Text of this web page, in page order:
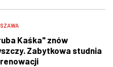
Kaśka" znów
Zabytkowa studnia